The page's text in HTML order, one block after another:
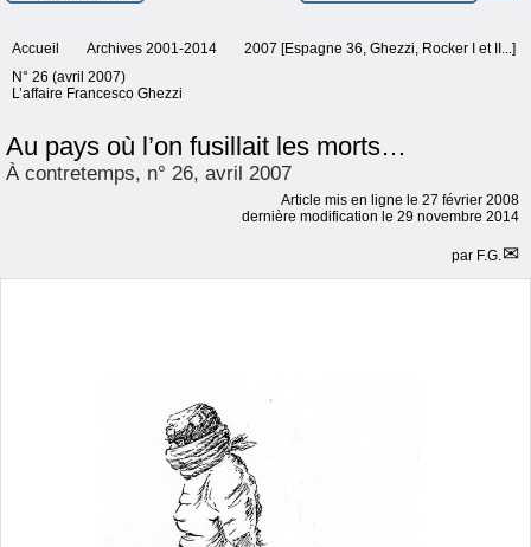
Accueil Archives 2001-2014
2007 [Espagne 36, Ghezzi, Rocker I et II...]
N° 26 (avril 2007)
L’affaire Francesco Ghezzi
Au pays où l’on fusillait les morts…
À contretemps, n° 26, avril 2007
Article mis en ligne le 27 février 2008
dernière modification le 29 novembre 2014
par F.G.